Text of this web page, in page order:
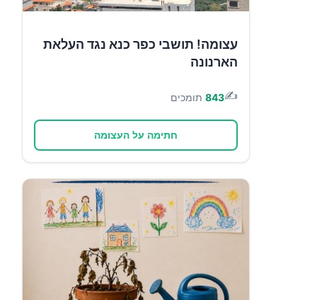
עצומה! תושבי כפר כנא נגד העלאת
הארנונה
✍️
843 תומכים
חתימה על העצומה